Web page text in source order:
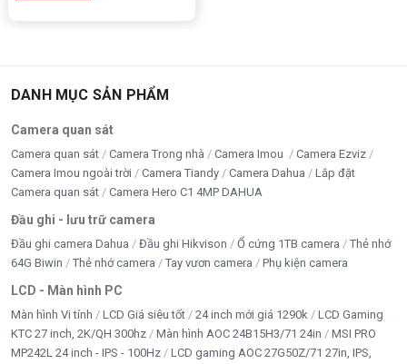
DANH MỤC SẢN PHẨM
Camera quan sát
Camera quan sát Camera Trong nhà Camera Imou
Camera Ezviz
Camera Imou ngoài trời
Camera Tiandy Camera Dahua
Lắp đặt
Camera quan sát
Camera Hero C1 4MP DAHUA
Đầu ghi - lưu trữ camera
Đầu ghi camera Dahua Đầu ghi Hikvison Ổ cứng 1TB camera
Thẻ nhớ
64G Biwin
Thẻ nhớ camera Tay vươn camera Phụ kiện camera
LCD - Màn hình PC
Màn hình Vi tính LCD Giá siêu tốt 24 inch mới giá 1290k
LCD Gaming
KTC 27 inch, 2K/QH 300hz
Màn hình AOC 24B15H3/71 24in
MSI PRO
MP242L 24 inch - IPS - 100Hz
LCD gaming AOC 27G50Z/71 27in, IPS,